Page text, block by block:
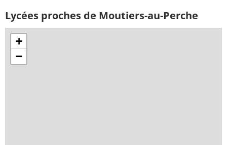
Lycées proches de Moutiers-au-Perche
+
−